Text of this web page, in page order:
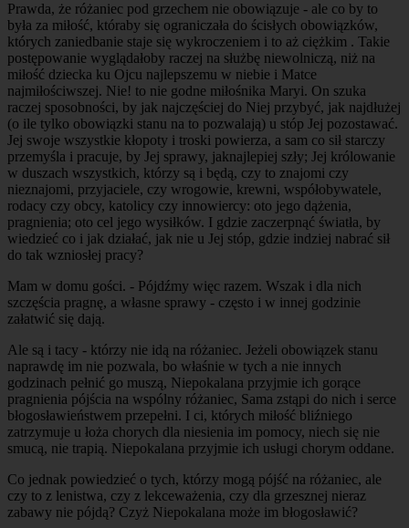
Prawda, że różaniec pod grzechem nie obowiązuje - ale co by to
była za miłość, któraby się ograniczała do ścisłych obowiązków,
których zaniedbanie staje się wykroczeniem i to aż ciężkim . Takie
postępowanie wyglądałoby raczej na służbę niewolniczą, niż na
miłość dziecka ku Ojcu najlepszemu w niebie i Matce
najmiłościwszej. Nie! to nie godne miłośnika Maryi. On szuka
raczej sposobności, by jak najczęściej do Niej przybyć, jak najdłużej
(o ile tylko obowiązki stanu na to pozwalają) u stóp Jej pozostawać.
Jej swoje wszystkie kłopoty i troski powierza, a sam co sił starczy
przemyśla i pracuje, by Jej sprawy, jaknajlepiej szły; Jej królowanie
w duszach wszystkich, którzy są i będą, czy to znajomi czy
nieznajomi, przyjaciele, czy wrogowie, krewni, współobywatele,
rodacy czy obcy, katolicy czy innowiercy: oto jego dążenia,
pragnienia; oto cel jego wysiłków. I gdzie zaczerpnąć światła, by
wiedzieć co i jak działać, jak nie u Jej stóp, gdzie indziej nabrać sił
do tak wzniosłej pracy?
Mam w domu gości. - Pójdźmy więc razem. Wszak i dla nich
szczęścia pragnę, a własne sprawy - często i w innej godzinie
załatwić się dają.
Ale są i tacy - którzy nie idą na różaniec. Jeżeli obowiązek stanu
naprawdę im nie pozwala, bo właśnie w tych a nie innych
godzinach pełnić go muszą, Niepokalana przyjmie ich gorące
pragnienia pójścia na wspólny różaniec, Sama zstąpi do nich i serce
błogosławieństwem przepełni. I ci, których miłość bliźniego
zatrzymuje u łoża chorych dla niesienia im pomocy, niech się nie
smucą, nie trapią. Niepokalana przyjmie ich usługi chorym oddane.
Co jednak powiedzieć o tych, którzy mogą pójść na różaniec, ale
czy to z lenistwa, czy z lekceważenia, czy dla grzesznej nieraz
zabawy nie pójdą? Czyż Niepokalana może im błogosławić?